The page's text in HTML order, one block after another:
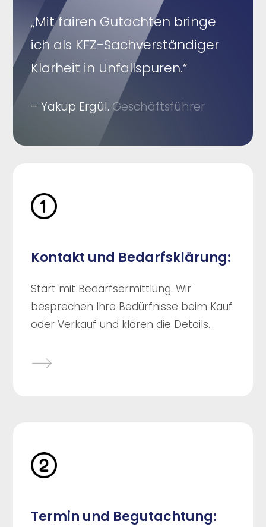
„Mit fairen Gutachten bringe
ich als KFZ-Sachverständiger
Klarheit in Unfallspuren.“
– Yakup Ergül. Geschäftsführer
Kontakt und Bedarfsklärung:
Start mit Bedarfsermittlung. Wir
besprechen Ihre Bedürfnisse beim Kauf
oder Verkauf und klären die Details.
Termin und Begutachtung: